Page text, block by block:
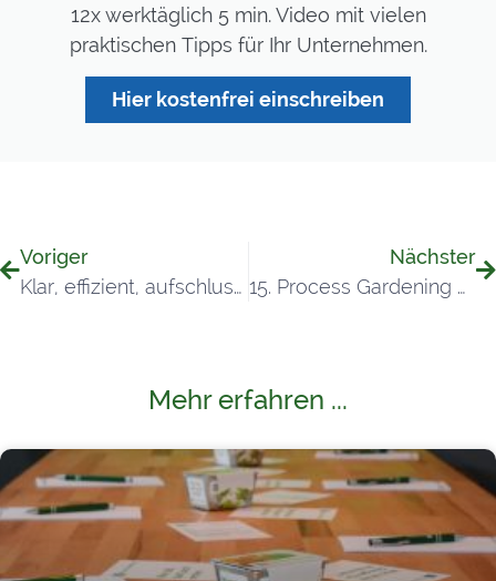
12x werktäglich 5 min. Video mit vielen
praktischen Tipps für Ihr Unternehmen.
Hier kostenfrei einschreiben
Voriger
Klar, effizient, aufschlussreich: Oberland eG startet mit Process Gardening
Nächster
15. Process Gardening Community Treffen – 25.10.2024
Mehr erfahren ...